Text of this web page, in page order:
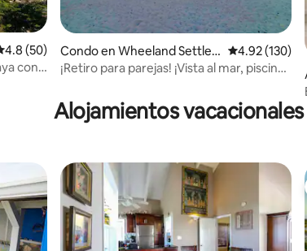
promedio: 4.8 de 5, 50 reseñas
4.8 (50)
con 2
Condo en Wheeland Settle
ment
Calificación
4.92 (130)
¡Retiro para parejas! ¡Vista al mar, piscina
Alojamientos